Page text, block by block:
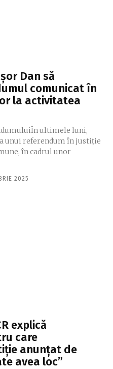
Dan să
comunicat în
la activitatea
ultimele luni,
unui referendum în justiție
în cadrul unor
2025
explică
care
anunțat de
avea loc”